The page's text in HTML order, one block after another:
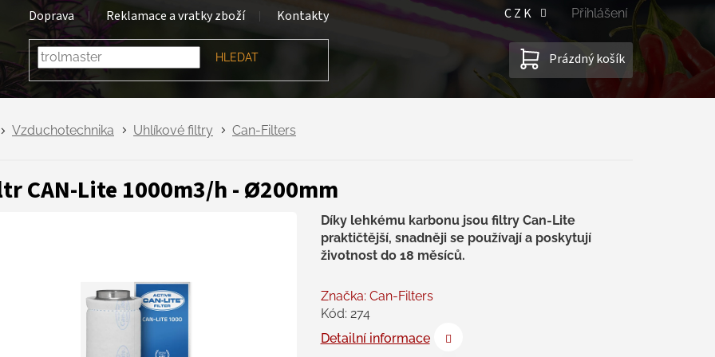
Doprava Reklamace a vratky zboží Kontakty CZK Přihlášení
HLEDAT
NÁKUPNÍ
KOŠÍK
Prázdný košík
Vzduchotechnika Uhlíkové filtry Can-Filters
CAN-Lite 1000m3/h - Ø200mm
Díky lehkému karbonu jsou filtry Can-Lite
praktičtější, snadněji se používají a poskytují
životnost do 18 měsíců.
Detailní informace
Značka: Can-Filters
Kód: 274